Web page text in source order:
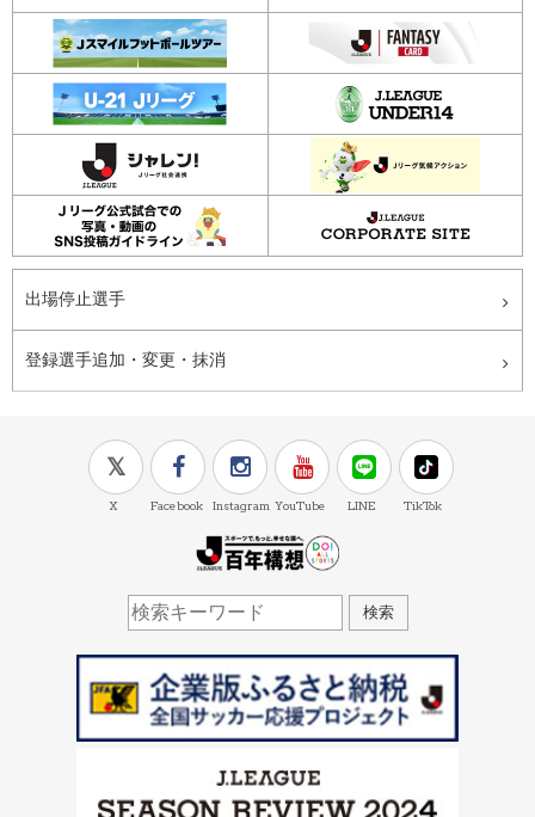
出場停止選手
登録選手追加・変更・抹消
X Facebook Instagram YouTube LINE TikTok
検索